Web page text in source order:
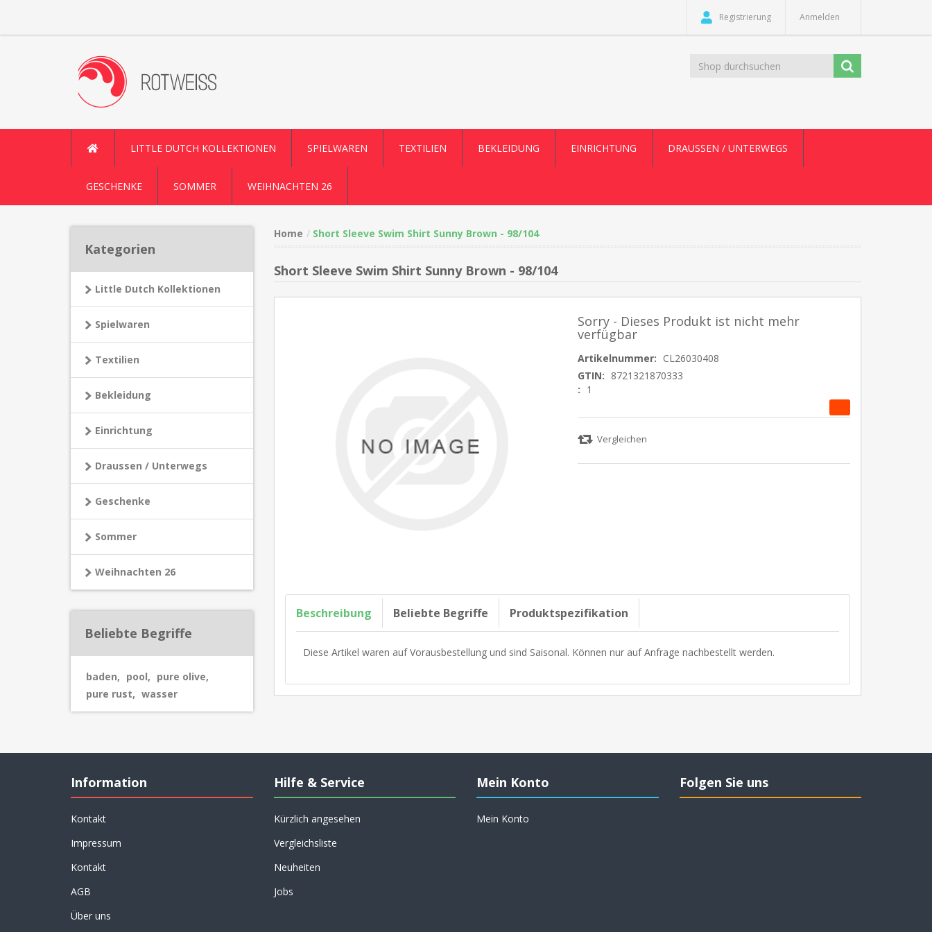
Registrierung Anmelden
LITTLE DUTCH KOLLEKTIONEN SPIELWAREN TEXTILIEN BEKLEIDUNG EINRICHTUNG DRAUSSEN / UNTERWEGS
GESCHENKE SOMMER WEIHNACHTEN 26
Kategorien
Little Dutch Kollektionen
Spielwaren
Textilien
Bekleidung
Einrichtung
Draussen / Unterwegs
Geschenke
Sommer
Weihnachten 26
Beliebte Begriffe
baden, pool, pure olive,
pure rust, wasser
Home Short Sleeve Swim Shirt Sunny Brown - 98/104
Short Sleeve Swim Shirt Sunny Brown - 98/104
Sorry - Dieses Produkt ist nicht mehr
verfügbar
Artikelnummer: CL26030408
GTIN: 8721321870333
: 1
Beschreibung Beliebte Begriffe Produktspezifikation
Diese Artikel waren auf Vorausbestellung und sind Saisonal. Können nur auf Anfrage nachbestellt werden.
Information
Kontakt
Impressum
Kontakt
AGB
Über uns
Hilfe & Service
Kürzlich angesehen
Vergleichsliste
Neuheiten
Jobs
Mein Konto
Mein Konto
Folgen Sie uns